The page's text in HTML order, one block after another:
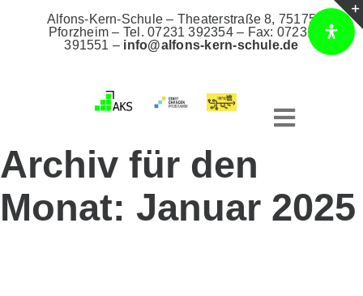
Alfons-Kern-Schule – Theaterstraße 8, 75175
Pforzheim – Tel. 07231 392354– Fax: 07231
391551 – info@alfons-kern-schule.de
Toggle
Archiv für den
Monat: Januar 2025